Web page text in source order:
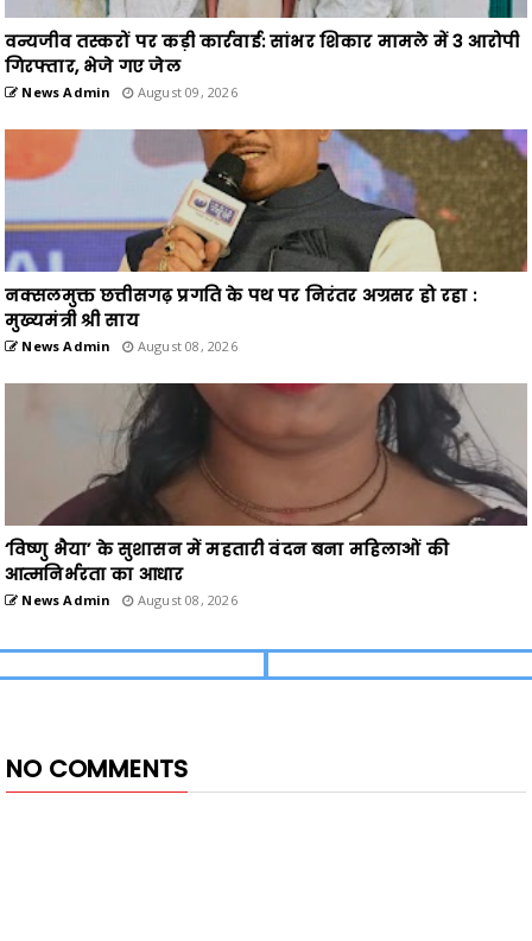
वन्यजीव तस्करों पर कड़ी कार्रवाई: सांभर शिकार मामले में 3 आरोपी
गिरफ्तार, भेजे गए जेल
News Admin August 09, 2026
नक्सलमुक्त छत्तीसगढ़ प्रगति के पथ पर निरंतर अग्रसर हो रहा :
मुख्यमंत्री श्री साय
News Admin August 08, 2026
‘विष्णु भैया’ के सुशासन में महतारी वंदन बना महिलाओं की
आत्मनिर्भरता का आधार
News Admin August 08, 2026
NO COMMENTS